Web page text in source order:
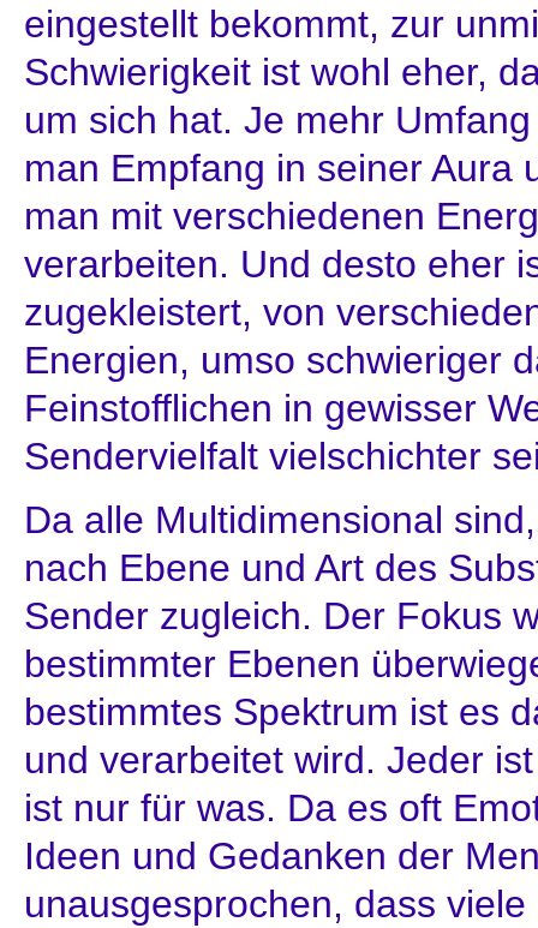
eingestellt bekommt, zur
Schwierigkeit ist wohl eher,
um sich hat. Je mehr
man Empfang in seiner Aura
man mit verschiedenen
verarbeiten. Und desto eher
zugekleistert, von
Energien, umso schwieriger
Feinstofflichen in gewisser
Sendervielfalt vielschichter
Da alle Multidimensional
nach Ebene und Art des
Sender zugleich. Der Fokus
bestimmter Ebenen
bestimmtes Spektrum ist es
und verarbeitet wird. Jeder
ist nur für was. Da es oft
Ideen und Gedanken der
unausgesprochen, dass